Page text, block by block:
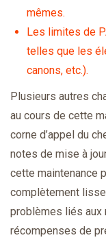
mêmes.
Les limites de
telles que les
canons, etc.).
Plusieurs autres
au cours de cette
corne d’appel du
notes de mise à
cette maintenance
complètement
problèmes liés aux
récompenses de